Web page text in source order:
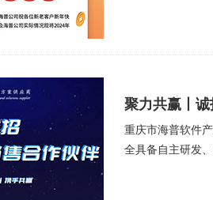
聚力共赢丨
重庆市海普软件
全具备自主研发